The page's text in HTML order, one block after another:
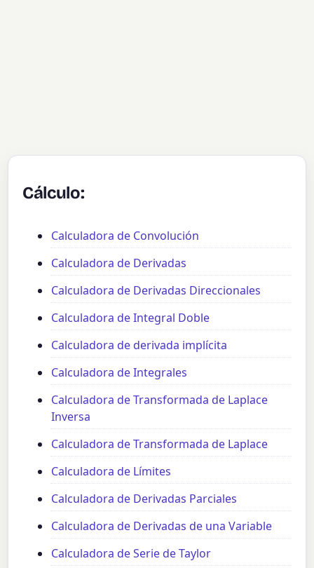
Cálculo:
Calculadora de Convolución
Calculadora de Derivadas
Calculadora de Derivadas Direccionales
Calculadora de Integral Doble
Calculadora de derivada implícita
Calculadora de Integrales
Calculadora de Transformada de Laplace
Inversa
Calculadora de Transformada de Laplace
Calculadora de Límites
Calculadora de Derivadas Parciales
Calculadora de Derivadas de una Variable
Calculadora de Serie de Taylor